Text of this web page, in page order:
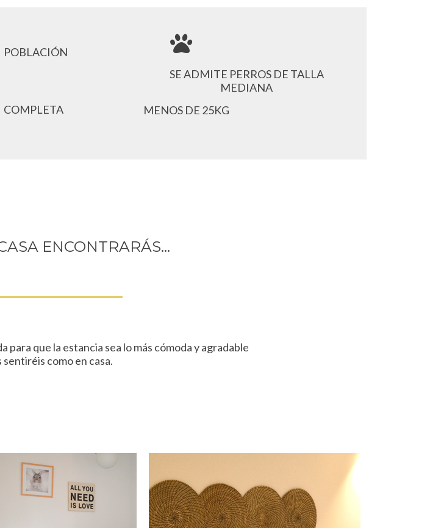
POBLACIÓN
COMPLETA
SE ADMITE PERROS DE TALLA
MEDIANA
MENOS DE 25KG
ENCONTRARÁS...
que la estancia sea lo más cómoda y agradable
sentiréis como en casa.